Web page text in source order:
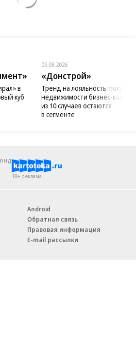
в
куб
06.08.2026
«Донстрой»
Тренд на лояльность:
недвижимости бизнес-класса
из 10 случаев остаются
в сегменте
18+ реклама
Android
Обратная связь
Правовая информация
E-mail рассылки